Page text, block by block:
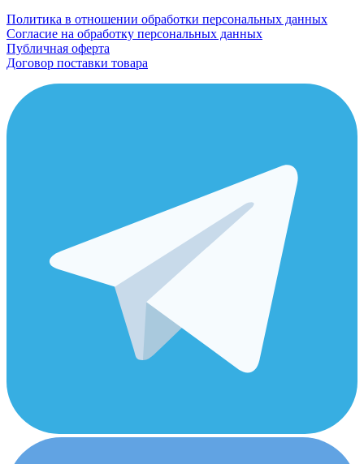
Политика в отношении обработки персональных данных
Согласие на обработку персональных данных
Публичная оферта
Договор поставки товара